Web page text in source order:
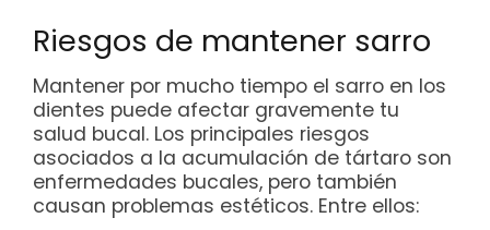
Riesgos de mantener sarro
Mantener por mucho tiempo el sarro en los
dientes puede afectar gravemente tu
salud bucal. Los principales riesgos
asociados a la acumulación de tártaro son
enfermedades bucales, pero también
causan problemas estéticos. Entre ellos: